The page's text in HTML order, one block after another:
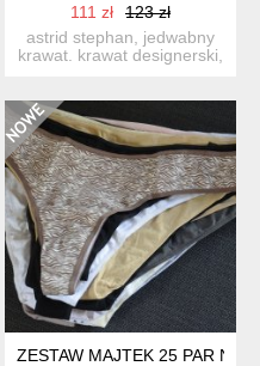
111 zł
123 zł
astrid stephan, jedwabny
krawat. krawat designerski,
VINTAGE NEOSTYLE
ZESTAW MAJTEK 25 PAR